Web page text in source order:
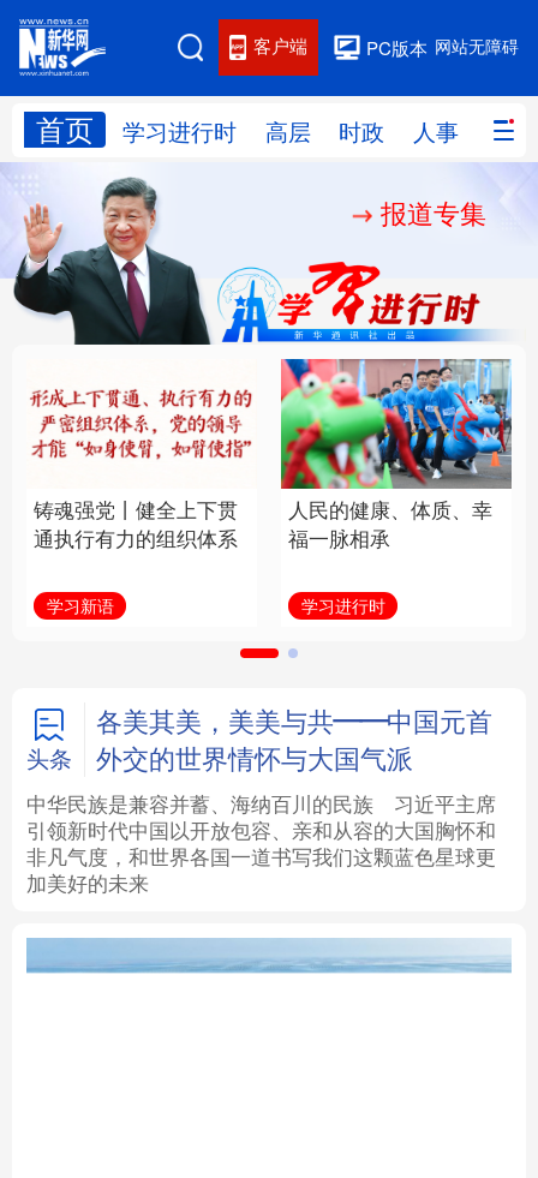
网站无障碍
PC版本
客户端
首页 学习进行时 高层 时政 人事 国际
网站地图
学习进行时 人事
国际 财经 网评
思客智库 全球连线 教育
科技 科创 量子 体育
文化 书画 健康 军事
访谈 视频 图片 政务
学术中国 乡村振兴 银龄 溯源中国
城市 旅游 能源
彩票 娱乐 时尚 悦读
公益
文化产业
报道专集
铸魂强党丨健全上下贯
通执行有力的组织体系
学习新语
人民的健康、体质、幸
福一脉相承
学习进行时
头条
各美其美，美美与共——中国元首
外交的世界情怀与大国气派
中华民族是兼容并蓄、海纳百川的民族
习近平主席
引领新时代中国以开放包容、亲和从容的大国胸怀和
非凡气度，和世界各国一道书写我们这颗蓝色星球更
加美好的未来